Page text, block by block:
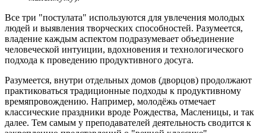
Все три "постулата" используются для увлечения молодых
людей и выявления творческих способностей. Разумеется,
владение каждым аспектом подразумевает объединение
человеческой интуиции, вдохновения и технологического
подхода к проведению продуктивного досуга.
Разумеется, внутри отдельных домов (дворцов) продолжают
практиковаться традиционные подходы к продуктивному
времяпровождению. Например, молодёжь отмечает
классические праздники вроде Рождества, Масленицы, и так
далее. Тем самым у преподавателей деятельность сводится к